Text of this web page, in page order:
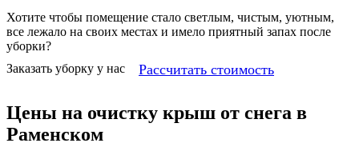
Хотите чтобы помещение стало светлым, чистым, уютным,
все лежало на своих местах и имело приятный запах после
уборки?
Заказать уборку у нас
Рассчитать стоимость
Цены на очистку крыш от снега в
Раменском